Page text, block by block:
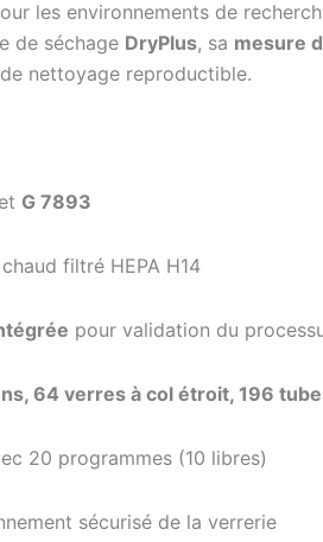
les environnements de
de séchage DryPlus, sa mesure
nettoyage reproductible.
et G 7893
filtré HEPA H14
pour validation du
64 verres à col étroit, 196
20 programmes (10 libres)
sécurisé de la verrerie